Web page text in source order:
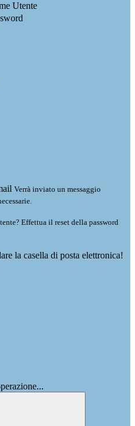
Utente
Verrà inviato un messaggio
Effettua il reset della password
la casella di posta elettronica!